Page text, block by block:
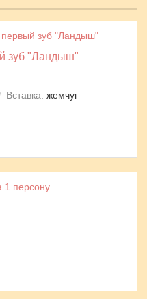
зуб "Ландыш"
Вставка: жемчуг